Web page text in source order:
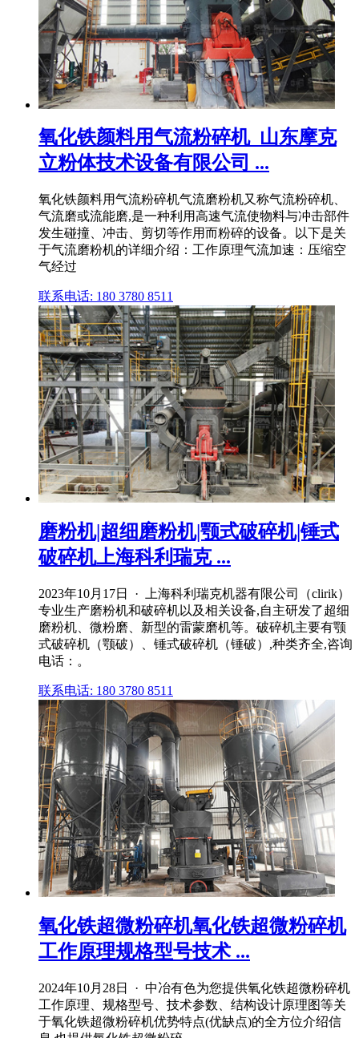
氧化铁颜料用气流粉碎机_山东摩克
立粉体技术设备有限公司 ...
氧化铁颜料用气流粉碎机气流磨粉机又称气流粉碎机、
气流磨或流能磨,是一种利用高速气流使物料与冲击部件
发生碰撞、冲击、剪切等作用而粉碎的设备。以下是关
于气流磨粉机的详细介绍：工作原理气流加速：压缩空
气经过
联系电话: 180 3780 8511
磨粉机|超细磨粉机|颚式破碎机|锤式
破碎机上海科利瑞克 ...
2023年10月17日 · 上海科利瑞克机器有限公司（clirik）
专业生产磨粉机和破碎机以及相关设备,自主研发了超细
磨粉机、微粉磨、新型的雷蒙磨机等。破碎机主要有颚
式破碎机（颚破）、锤式破碎机（锤破）,种类齐全,咨询
电话：。
联系电话: 180 3780 8511
氧化铁超微粉碎机氧化铁超微粉碎机
工作原理规格型号技术 ...
2024年10月28日 · 中冶有色为您提供氧化铁超微粉碎机
工作原理、规格型号、技术参数、结构设计原理图等关
于氧化铁超微粉碎机优势特点(优缺点)的全方位介绍信